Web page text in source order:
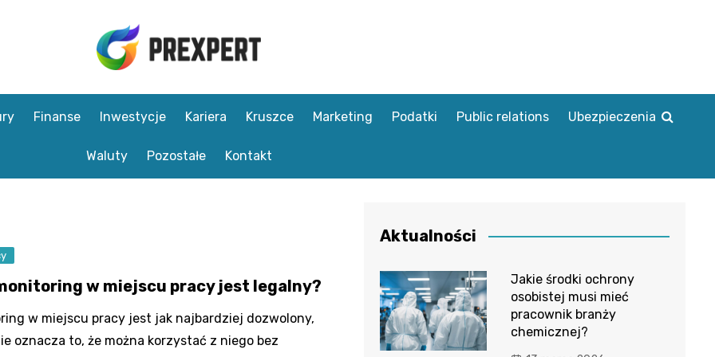
Finanse Inwestycje Kariera Kruszce Marketing Podatki Public relations Ubezpieczenia
Waluty Pozostałe Kontakt
w miejscu pracy jest legalny?
w miejscu pracy jest jak najbardziej dozwolony,
oznacza to, że można korzystać z niego bez
Aktualności
Jakie środki ochrony
osobistej musi mieć
pracownik branży
chemicznej?